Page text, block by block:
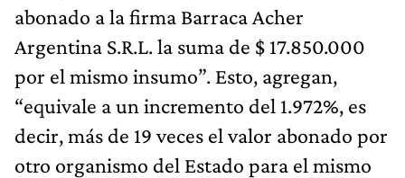
abonado a la firma Barraca Acher
Argentina S.R.L. la suma de $ 17.850.000
por el mismo insumo”. Esto, agregan,
“equivale a un incremento del 1.972%, es
decir, más de 19 veces el valor abonado por
otro organismo del Estado para el mismo